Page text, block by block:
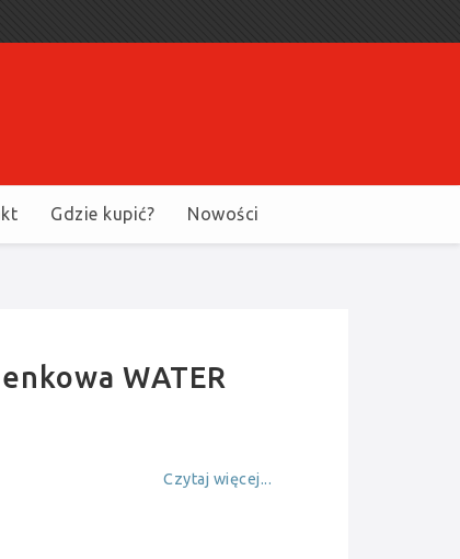
Gdzie kupić? Nowości
WATER
Czytaj więcej...